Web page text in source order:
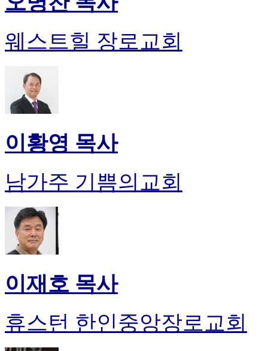
웨스트힐 장로교회
이황영 목사
남가주 기쁨의교회
이재호 목사
휴스턴 한인중앙장로교회